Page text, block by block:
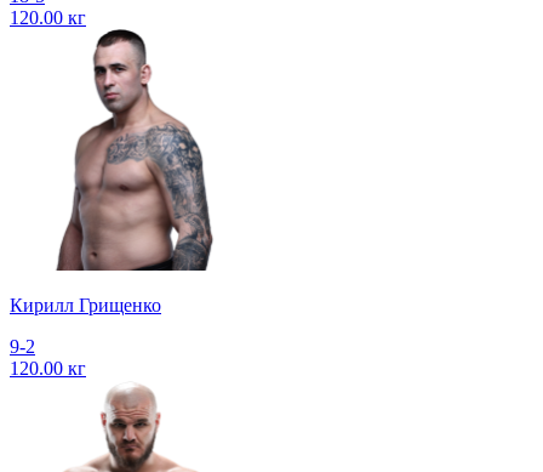
120.00 кг
Кирилл Грищенко
9-2
120.00 кг